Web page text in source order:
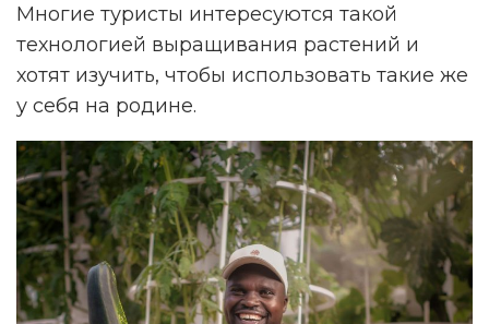
Многие туристы интересуются такой
технологией выращивания растений и
хотят изучить, чтобы использовать такие же
у себя на родине.